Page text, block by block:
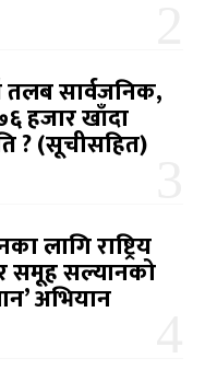
तलब सार्वजनिक,
हजार खाँदा
? (सूचीसहित)
लागि राष्ट्रिय
समूह सल्यानको
अभियान